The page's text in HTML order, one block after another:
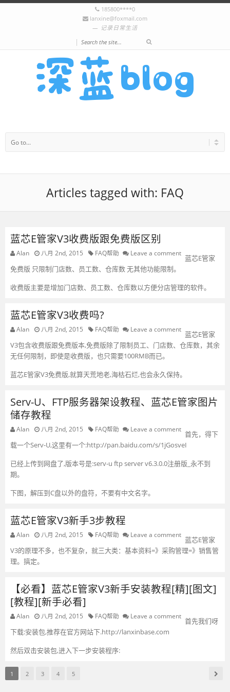
185800****0
lanxine@foxmail.com
记录日常生活
|
Articles tagged with: FAQ
蓝芯E管家V3收费版跟免费版区别
Alan 八月 2nd, 2015 FAQ帮助 Leave a comment
蓝芯E管家
免费版 只限制门店数、员工数、仓库数 无其他功能限制。
收费版主要是增加门店数、员工数、仓库数以方便分店管理的软件。
蓝芯E管家V3收费吗?
Alan 八月 2nd, 2015 FAQ帮助 Leave a comment
蓝芯E管家
V3包含收费版跟免费版本,免费版除了限制员工、门店数、仓库数，其余
无任何限制，即使是收费版，也只需要100RMB而已。
蓝芯E管家V3免费版,就算天荒地老,海枯石烂,也会永久保持。
Serv-U、FTP服务器架设教程、蓝芯E管家图片
储存教程
Alan 八月 2nd, 2015 FAQ帮助 Leave a comment
首先，得下
载一个Serv-U,这里有一个:http://pan.baidu.com/s/1jGosveI
已经上传到网盘了,版本号是:serv-u ftp server v6.3.0.0注册版_永不到
期。
下图，解压到C盘以外的盘符，不要有中文名字。
蓝芯E管家V3新手3步教程
Alan 八月 2nd, 2015 FAQ帮助 Leave a comment
蓝芯E管家
V3的原理不多，也不复杂，就三大类：基本资料=》采购管理=》销售管
理。搞定。
【必看】蓝芯E管家V3新手安装教程[精][图文]
[教程][新手必看]
Alan 八月 2nd, 2015 FAQ帮助 Leave a comment
首先我们呀
下载:安装包,推荐在官方网站下.http://lanxinbase.com
然后双击安装包,进入下一步安装程序:
1 2 3 4 5